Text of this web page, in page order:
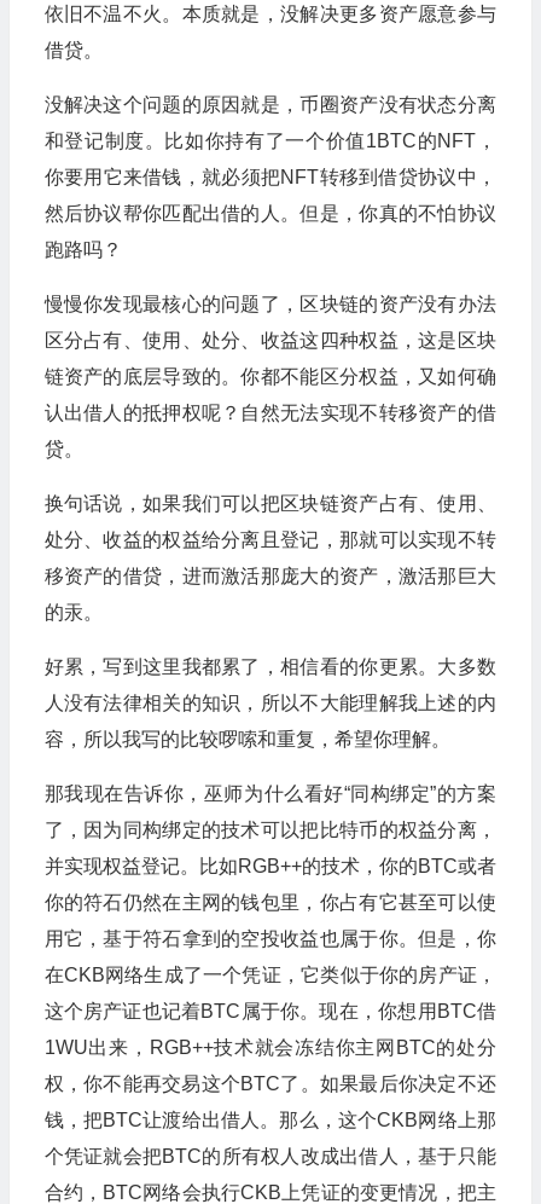
依旧不温不火。本质就是，没解决更多资产愿意参与
借贷。
没解决这个问题的原因就是，币圈资产没有状态分离
和登记制度。比如你持有了一个价值1BTC的NFT，
你要用它来借钱，就必须把NFT转移到借贷协议中，
然后协议帮你匹配出借的人。但是，你真的不怕协议
跑路吗？
慢慢你发现最核心的问题了，区块链的资产没有办法
区分占有、使用、处分、收益这四种权益，这是区块
链资产的底层导致的。你都不能区分权益，又如何确
认出借人的抵押权呢？自然无法实现不转移资产的借
贷。
换句话说，如果我们可以把区块链资产占有、使用、
处分、收益的权益给分离且登记，那就可以实现不转
移资产的借贷，进而激活那庞大的资产，激活那巨大
的汞。
好累，写到这里我都累了，相信看的你更累。大多数
人没有法律相关的知识，所以不大能理解我上述的内
容，所以我写的比较啰嗦和重复，希望你理解。
那我现在告诉你，巫师为什么看好“同构绑定”的方案
了，因为同构绑定的技术可以把比特币的权益分离，
并实现权益登记。比如RGB++的技术，你的BTC或者
你的符石仍然在主网的钱包里，你占有它甚至可以使
用它，基于符石拿到的空投收益也属于你。但是，你
在CKB网络生成了一个凭证，它类似于你的房产证，
这个房产证也记着BTC属于你。现在，你想用BTC借
1WU出来，RGB++技术就会冻结你主网BTC的处分
权，你不能再交易这个BTC了。如果最后你决定不还
钱，把BTC让渡给出借人。那么，这个CKB网络上那
个凭证就会把BTC的所有权人改成出借人，基于只能
合约，BTC网络会执行CKB上凭证的变更情况，把主